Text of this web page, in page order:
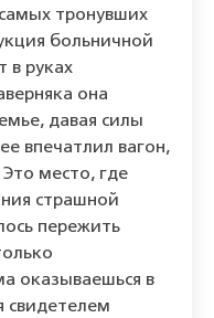
тронувших
больничной
в руках
она
давая силы
впечатлил вагон,
место, где
страшной
пережить
оказываешься в
свидетелем